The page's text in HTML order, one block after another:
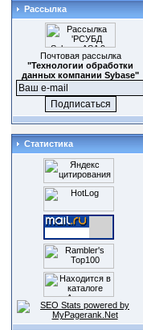
Рассылка
Почтовая рассылка
"Технологии обработки
данных компании Sybase"
Статистика